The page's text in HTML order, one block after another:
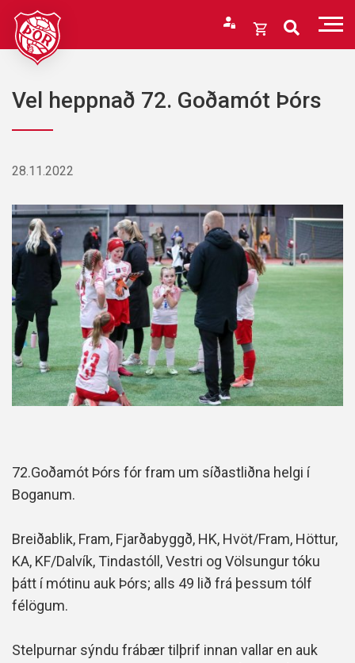
Fara
efni
Opna
Karfan þín
Loka
Vel heppnað 72. Goðamót Þórs
28.11.2022
72.Goðamót Þórs fór fram um síðastliðna helgi í
Boganum.
Breiðablik, Fram, Fjarðabyggð, HK, Hvöt/Fram, Höttur,
KA, KF/Dalvík, Tindastóll, Vestri og Völsungur tóku
þátt í mótinu auk Þórs; alls 49 lið frá þessum tólf
félögum.
Stelpurnar sýndu frábær tilþrif innan vallar en auk